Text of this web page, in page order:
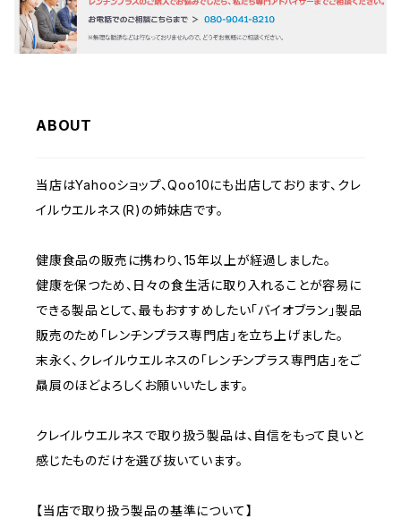
ABOUT
当店はYahooショップ、Qoo10にも出店しております、クレ
イルウエルネス(R)の姉妹店です。
健康食品の販売に携わり、15年以上が経過しました。
健康を保つため、日々の食生活に取り入れることが容易に
できる製品として、最もおすすめしたい「バイオブラン」製品
販売のため「レンチンプラス専門店」を立ち上げました。
末永く、クレイルウエルネスの「レンチンプラス専門店」をご
贔屓のほどよろしくお願いいたします。
クレイルウエルネスで取り扱う製品は、自信をもって良いと
感じたものだけを選び抜いています。
【当店で取り扱う製品の基準について】